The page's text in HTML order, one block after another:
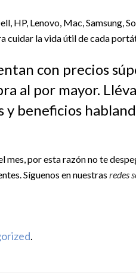
HP, Lenovo, Mac, Samsung,
cuidar la vida útil de cada
con precios
al por mayor.
y beneficios
por esta razón no te
Síguenos en nuestras redes
.